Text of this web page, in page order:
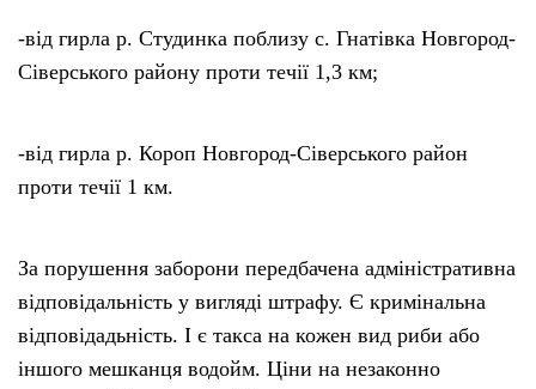
-від гирла р. Студинка поблизу с. Гнатівка Новгород-
Сіверського району проти течії 1,3 км;
-від гирла р. Короп Новгород-Сіверського район
проти течії 1 км.
За порушення заборони передбачена адміністративна
відповідальність у вигляді штрафу. Є кримінальна
відповідадьність. І є такса на кожен вид риби або
іншого мешканця водойм. Ціни на незаконно